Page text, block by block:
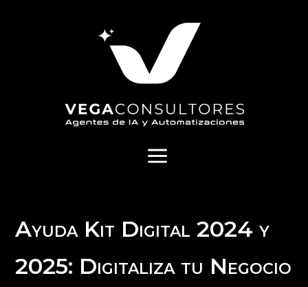
a
Ayuda Kit Digital 2024 y
2025: Digitaliza tu Negocio